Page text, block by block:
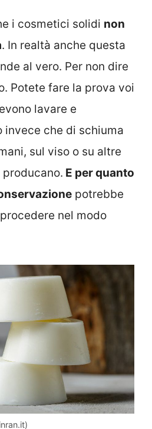
i cosmetici solidi non
. In realtà anche questa
al vero. Per non dire
Potete fare la prova voi
lavare e
invece che di schiuma
sul viso o su altre
E per quanto
potrebbe
nel modo